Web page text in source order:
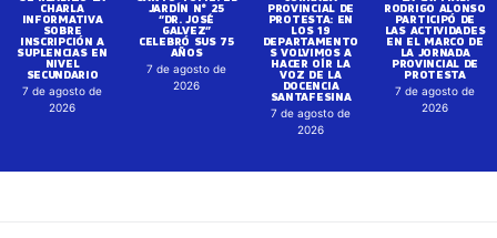
CHARLA
INFORMATIVA
SOBRE
INSCRIPCIÓN A
SUPLENCIAS EN
NIVEL
SECUNDARIO
7 de agosto de
2026
JARDÍN N° 25
“DR. JOSÉ
GALVEZ”
CELEBRÓ SUS 75
AÑOS
7 de agosto de
2026
PROVINCIAL DE
PROTESTA: EN
LOS 19
DEPARTAMENTO
S VOLVIMOS A
HACER OÍR LA
VOZ DE LA
DOCENCIA
SANTAFESINA
7 de agosto de
2026
RODRIGO ALONSO
PARTICIPÓ DE
LAS ACTIVIDADES
EN EL MARCO DE
LA JORNADA
PROVINCIAL DE
PROTESTA
7 de agosto de
2026